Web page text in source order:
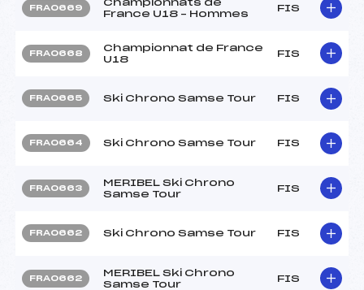
FRA0669
Championnats de
France U18 – Hommes
FIS
FRA0668
Championnat de France
U18
FIS
FRA0665 Ski Chrono Samse Tour FIS
FRA0664 Ski Chrono Samse Tour FIS
FRA0663
MERIBEL Ski Chrono
Samse Tour
FIS
FRA0662 Ski Chrono Samse Tour FIS
FRA0662
MERIBEL Ski Chrono
Samse Tour
FIS